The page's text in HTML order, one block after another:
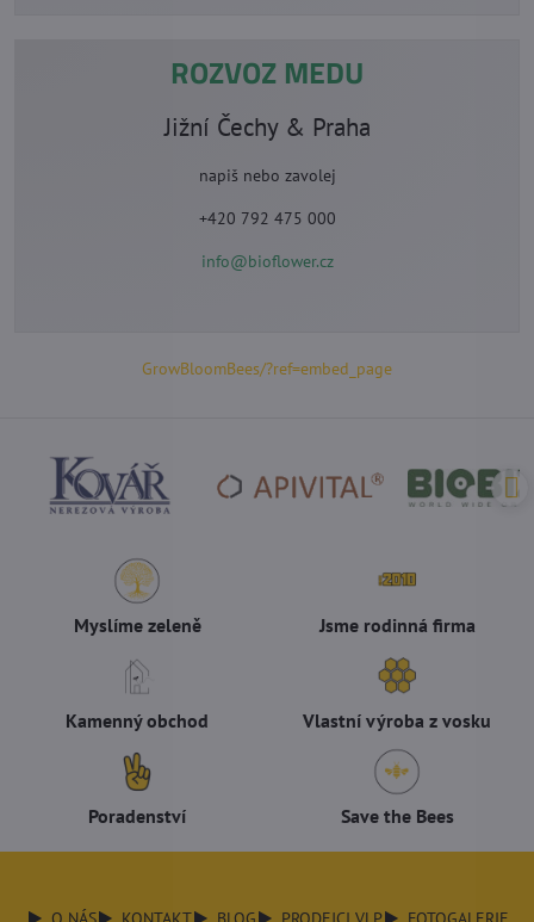
ROZVOZ MEDU
Jižní Čechy & Praha
napiš nebo zavolej
+420 792 475 000
info@bioflower.cz
GrowBloomBees/?ref=embed_page
Myslíme zeleně Jsme rodinná firma
Kamenný obchod Vlastní výroba z vosku
Poradenství Save the Bees